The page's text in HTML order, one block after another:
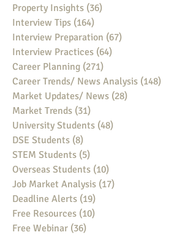
Property Insights (36)
Interview Tips (164)
Interview Preparation (67)
Interview Practices (64)
Career Planning (271)
Career Trends/ News Analysis (148)
Market Updates/ News (28)
Market Trends (31)
University Students (48)
DSE Students (8)
STEM Students (5)
Overseas Students (10)
Job Market Analysis (17)
Deadline Alerts (19)
Free Resources (10)
Free Webinar (36)